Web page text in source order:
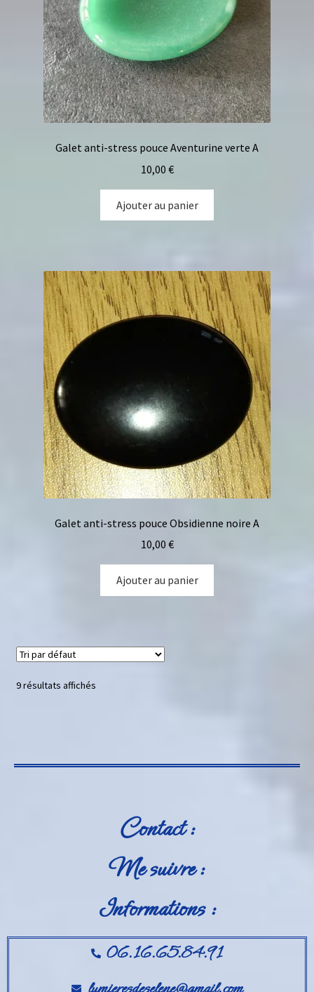
Galet anti-stress pouce Aventurine verte A
10,00 €
Ajouter au panier
Galet anti-stress pouce Obsidienne noire A
10,00 €
Ajouter au panier
9 résultats affichés
Contact :
Me suivre :
Informations :
06.16.65.84.91